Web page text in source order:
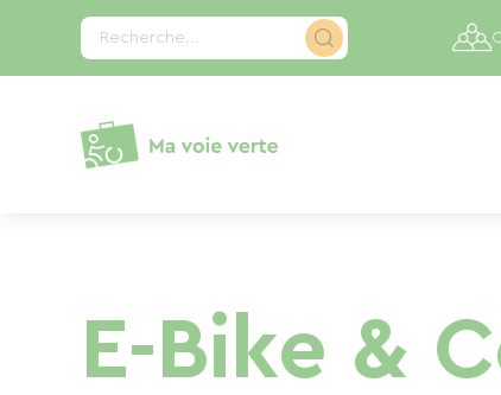
Recherche...
E-Bike &
Panneau de gestion des cookies